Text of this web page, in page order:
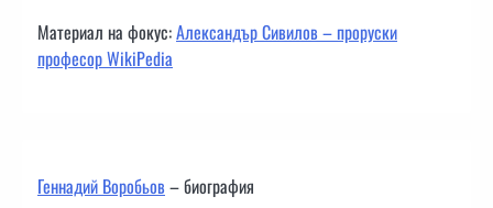
Материал на фокус:Александър Сивилов – проруски
професор WikiPedia
Геннадий Воробьов– биография